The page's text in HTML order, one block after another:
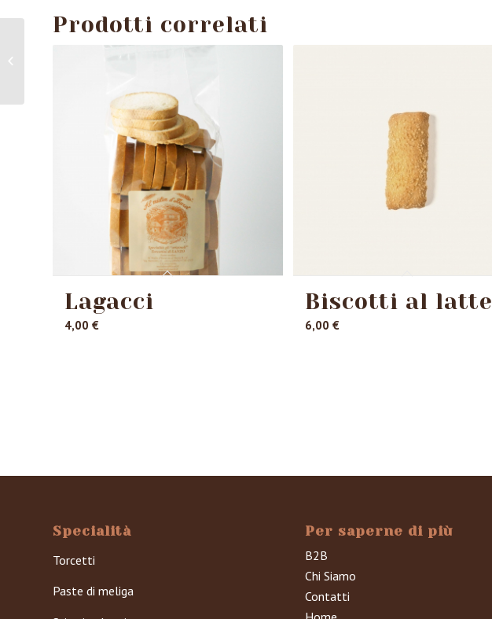
Prodotti correlati
Lagacci
4,00 €
Biscotti al latte
6,00 €
Specialità
Torcetti
Paste di meliga
Per saperne di più
B2B
Chi Siamo
Contatti